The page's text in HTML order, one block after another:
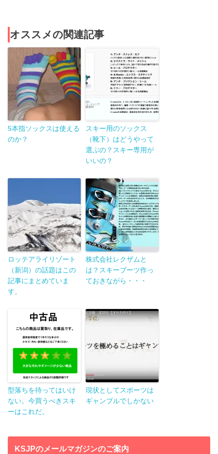
オススメの関連記事
5本指ソックスは使える
のか？
スキー用のソックス
（靴下）はどうやって
選ぶの？スキー専用が
いいの？
ロッテアライリゾート
（新潟）の話題はこの
記事にまとめていま
す。
株式会社レクザムと
は？スキーブーツ作っ
ておきながら・・・
型落ちを待ってはいけ
ない。今買うべきスキ
ーはこれだ。
現状としてスポーツは
ギャンブルでしかない
KSJPのメールマガジンのご案内